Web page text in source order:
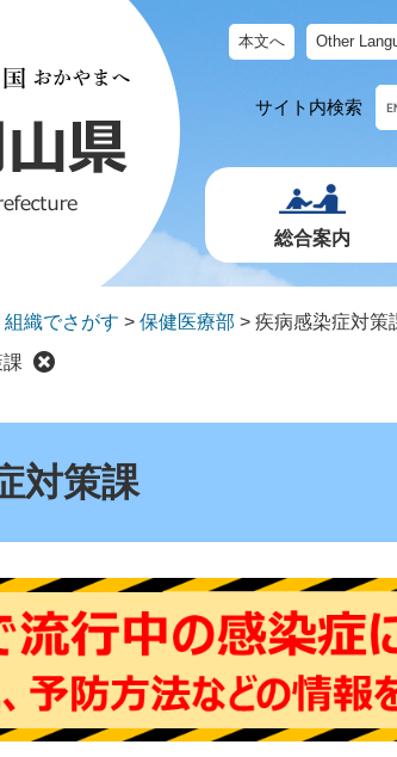
本文へ Other
サイト内検索
キ
ー
ワ
ド
総合案内
組織でさがす > 保健医療部 > 疾病感染症対策
対策課